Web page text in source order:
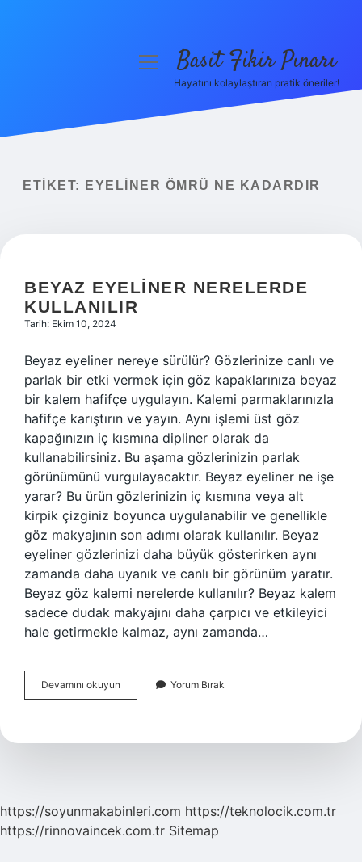
Yasal Uyarı
menüyüBasit Fikir Pınarı
Hayatını kolaylaştıran pratik öneriler!
ETIKET: EYELINER ÖMRÜ NE KADARDIR
BEYAZ EYELINER NERELERDE
KULLANILIR
Tarih: Ekim 10, 2024
Beyaz eyeliner nereye sürülür? Gözlerinize canlı ve
parlak bir etki vermek için göz kapaklarınıza beyaz
bir kalem hafifçe uygulayın. Kalemi parmaklarınızla
hafifçe karıştırın ve yayın. Aynı işlemi üst göz
kapağınızın iç kısmına dipliner olarak da
kullanabilirsiniz. Bu aşama gözlerinizin parlak
görünümünü vurgulayacaktır. Beyaz eyeliner ne işe
yarar? Bu ürün gözlerinizin iç kısmına veya alt
kirpik çizginiz boyunca uygulanabilir ve genellikle
göz makyajının son adımı olarak kullanılır. Beyaz
eyeliner gözlerinizi daha büyük gösterirken aynı
zamanda daha uyanık ve canlı bir görünüm yaratır.
Beyaz göz kalemi nerelerde kullanılır? Beyaz kalem
sadece dudak makyajını daha çarpıcı ve etkileyici
hale getirmekle kalmaz, aynı zamanda…
Devamını okuyun
Eyeliner
Yorum Bırak
https://soyunmakabinleri.com https://teknolocik.com.tr
https://rinnovaincek.com.tr Sitemap